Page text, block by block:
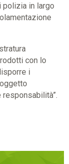
polizia in largo
con lo
i